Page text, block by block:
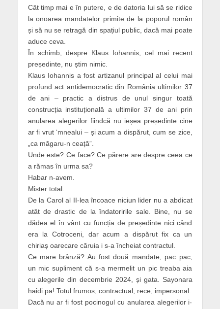
Cât timp mai e în putere, e de datoria lui să se ridice
la onoarea mandatelor primite de la poporul român
și să nu se retragă din spațiul public, dacă mai poate
aduce ceva.
În schimb, despre Klaus Iohannis, cel mai recent
președinte, nu știm nimic.
Klaus Iohannis a fost artizanul principal al celui mai
profund act antidemocratic din România ultimilor 37
de ani – practic a distrus de unul singur toată
construcția instituțională a ultimilor 37 de ani prin
anularea alegerilor fiindcă nu ieșea președinte cine
ar fi vrut ‘mnealui – și acum a dispărut, cum se zice,
„ca măgaru-n ceață”.
Unde este? Ce face? Ce părere are despre ceea ce
a rămas în urma sa?
Habar n-avem.
Mister total.
De la Carol al II-lea încoace niciun lider nu a abdicat
atât de drastic de la îndatoririle sale. Bine, nu se
dădea el în vânt cu funcția de președinte nici când
era la Cotroceni, dar acum a dispărut fix ca un
chiriaș oarecare căruia i s-a încheiat contractul.
Ce mare brânză? Au fost două mandate, pac pac,
un mic supliment că s-a mermelit un pic treaba aia
cu alegerile din decembrie 2024, și gata. Sayonara
haidi pa! Totul frumos, contractual, rece, impersonal.
Dacă nu ar fi fost pocinogul cu anularea alegerilor i-